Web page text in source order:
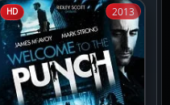
HD 2013